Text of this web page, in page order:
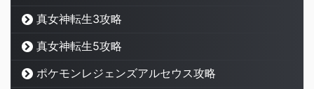
真女神転生3攻略
真女神転生5攻略
ポケモンレジェンズアルセウス攻略